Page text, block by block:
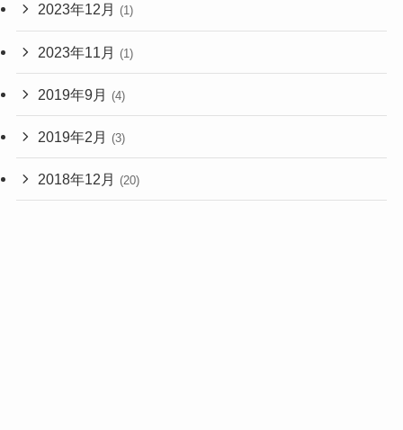
2023年12月 (1)
2023年11月 (1)
2019年9月 (4)
2019年2月 (3)
2018年12月 (20)